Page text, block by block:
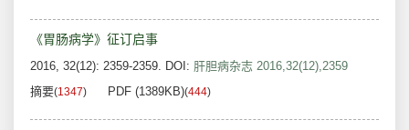
《胃肠病学》征订启事
2016, 32(12): 2359-2359. DOI: 肝胆病杂志 2016,32(12),2359
摘要(1347) PDF (1389KB)(444)